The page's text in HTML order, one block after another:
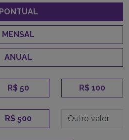
PONTUAL
MENSAL
ANUAL
R$ 50 R$ 100
R$ 500